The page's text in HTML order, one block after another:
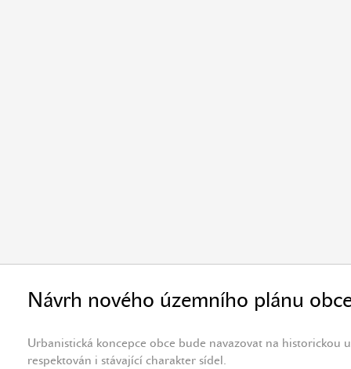
Návrh nového územního plánu
Urbanistická koncepce obce bude navazovat na historickou
respektován i stávající charakter sídel.